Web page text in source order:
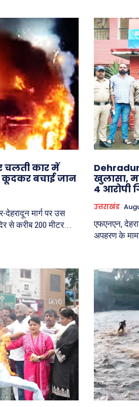
चलती कार में
बचाई जान
देहरादून मार्ग पर उस
से करीब 200 मीटर...
खुलासा,
4 आरोपी
उत्तराखंड
एफएनएन,
अपहरण के